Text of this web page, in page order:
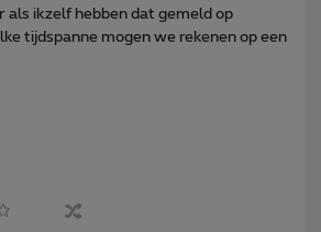
als ikzelf hebben dat gemeld op
tijdspanne mogen we rekenen op een